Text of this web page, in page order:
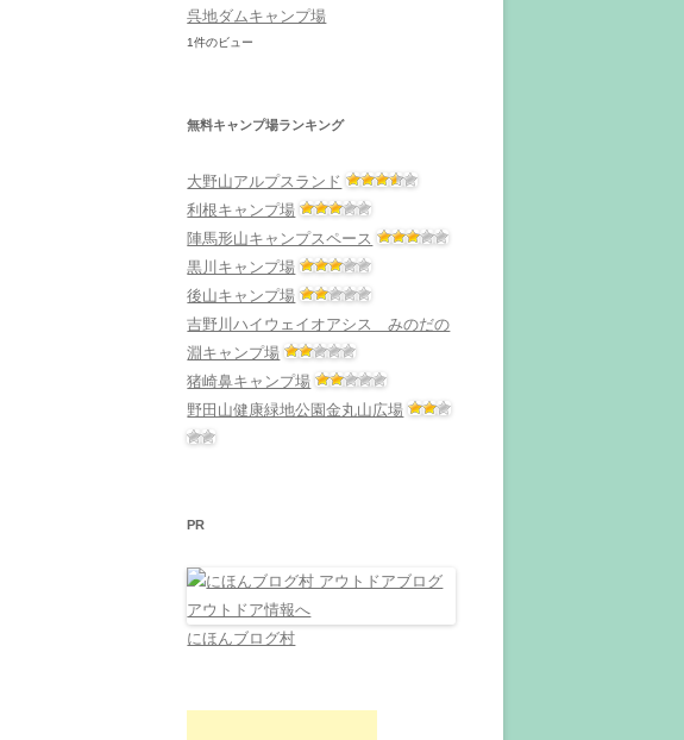
呉地ダムキャンプ場
1件のビュー
無料キャンプ場ランキング
大野山アルプスランド
利根キャンプ場
陣馬形山キャンプスペース
黒川キャンプ場
後山キャンプ場
吉野川ハイウェイオアシス みのだの
淵キャンプ場
猪崎鼻キャンプ場
野田山健康緑地公園金丸山広場
PR
にほんブログ村